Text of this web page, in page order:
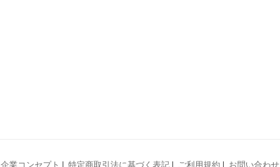
企業コンセプト 特定商取引法に基づく表記 ご利用規約 お問い合わせ